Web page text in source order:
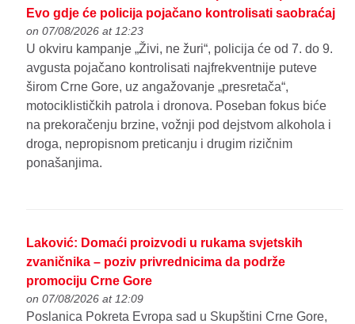
Evo gdje će policija pojačano kontrolisati saobraćaj
on 07/08/2026 at 12:23
U okviru kampanje „Živi, ne žuri“, policija će od 7. do 9.
avgusta pojačano kontrolisati najfrekventnije puteve
širom Crne Gore, uz angažovanje „presretača“,
motociklističkih patrola i dronova. Poseban fokus biće
na prekoračenju brzine, vožnji pod dejstvom alkohola i
droga, nepropisnom preticanju i drugim rizičnim
ponašanjima.
Laković: Domaći proizvodi u rukama svjetskih
zvaničnika – poziv privrednicima da podrže
promociju Crne Gore
on 07/08/2026 at 12:09
Poslanica Pokreta Evropa sad u Skupštini Crne Gore,